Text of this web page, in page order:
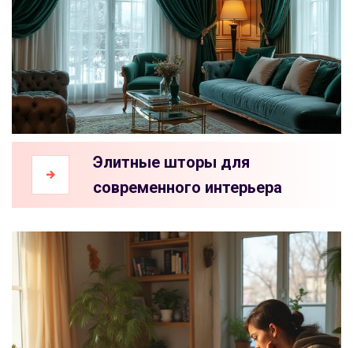
Элитные шторы для
современного интерьера